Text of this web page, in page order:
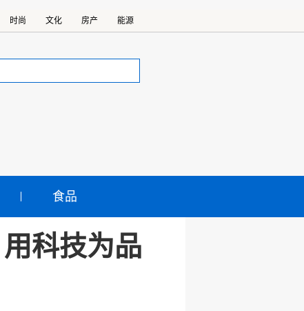
时尚 文化 房产 能源
食品
科技为品